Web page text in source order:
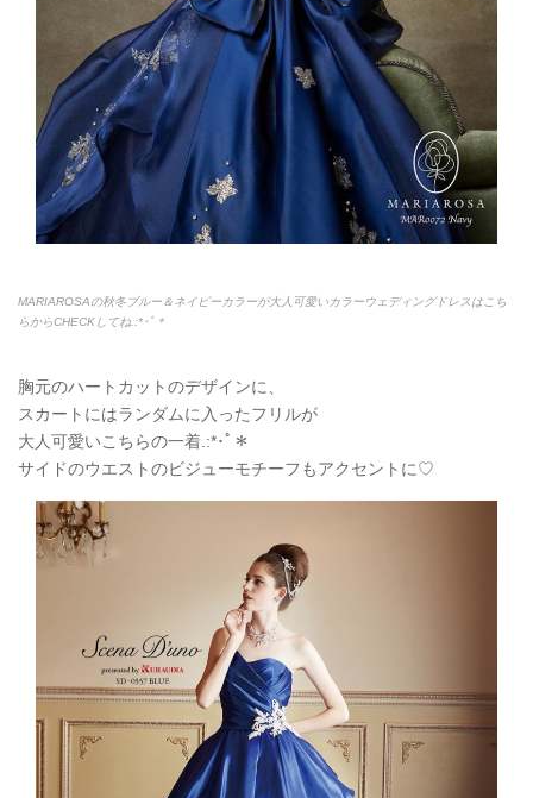
MARIAROSAの秋冬ブルー＆ネイビーカラーが大人可愛いカラーウェディングドレスはこち
らからCHECKしてね.:*･ﾟ＊
胸元のハートカットのデザインに、
スカートにはランダムに入ったフリルが
大人可愛いこちらの一着.:*･ﾟ＊
サイドのウエストのビジューモチーフもアクセントに♡